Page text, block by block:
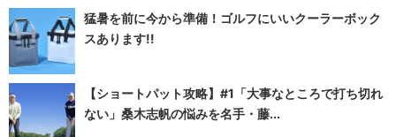
猛暑を前に今から準備！ゴルフにいいクーラーボック
スあります!!
【ショートパット攻略】#1「大事なところで打ち切れ
ない」桑木志帆の悩みを名手・藤...